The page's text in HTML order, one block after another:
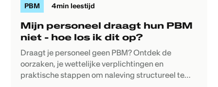
PBM 4min leestijd
Mijn personeel draagt hun PBM
niet - hoe los ik dit op?
Draagt je personeel geen PBM? Ontdek de
oorzaken, je wettelijke verplichtingen en
praktische stappen om naleving structureel te